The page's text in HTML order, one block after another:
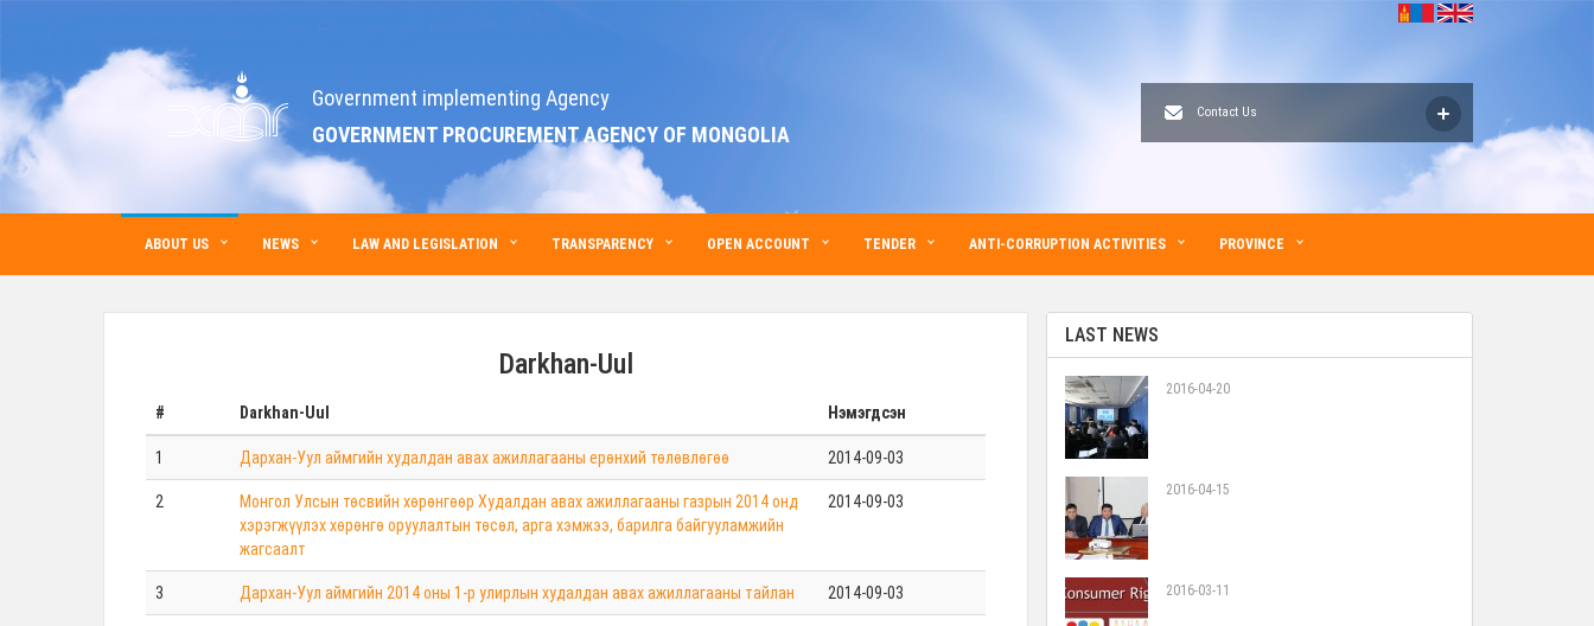
Government implementing Agency
GOVERNMENT PROCUREMENT AGENCY OF MONGOLIA
Contact Us
ABOUT US NEWS LAW AND LEGISLATION TRANSPARENCY OPEN ACCOUNT TENDER ANTI-CORRUPTION ACTIVITIES PROVINCE
Darkhan-Uul
# Darkhan-Uul Нэмэгдсэн
1 Дархан-Уул аймгийн худалдан авах ажиллагааны ерөнхий төлөвлөгөө 2014-09-03
2
Монгол Улсын төсвийн хөрөнгөөр Худалдан авах ажиллагааны газрын 2014 онд
хэрэгжүүлэх хөрөнгө оруулалтын төсөл, арга хэмжээ, барилга байгууламжийн
жагсаалт
2014-09-03
3 Дархан-Уул аймгийн 2014 оны 1-р улирлын худалдан авах ажиллагааны тайлан 2014-09-03
LAST NEWS
2016-04-20
2016-04-15
2016-03-11